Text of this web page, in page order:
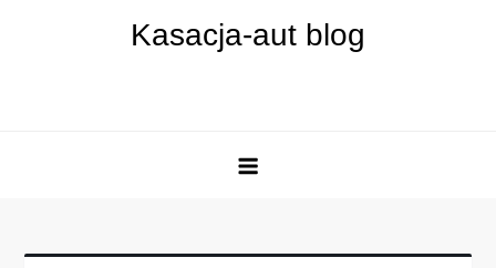
Kasacja-aut blog